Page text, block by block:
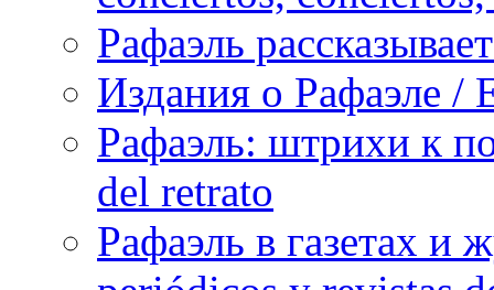
Рафаэль
Издания о Рафаэле /
Рафаэль: штрихи к
del retrato
Рафаэль в газетах и